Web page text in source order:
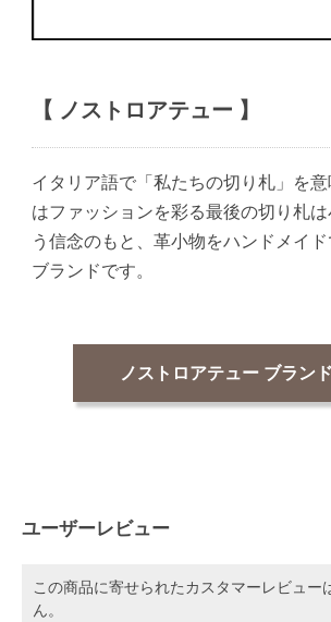
【 ノストロアテュー 】
イタリア語で「私たちの切り札」を
はファッションを彩る最後の切り札
う信念のもと、革小物をハンドメイ
ブランドです。
ノストロアテュー ブラン
ユーザーレビュー
この商品に寄せられたカスタマーレビュー
ん。